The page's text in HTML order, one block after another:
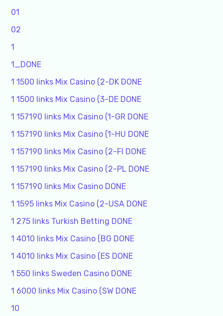
01
02
1
1_DONE
1 1500 links Mix Casino (2-DK DONE
1 1500 links Mix Casino (3-DE DONE
1 157190 links Mix Casino (1-GR DONE
1 157190 links Mix Casino (1-HU DONE
1 157190 links Mix Casino (2-FI DONE
1 157190 links Mix Casino (2-PL DONE
1 157190 links Mix Casino DONE
1 1595 links Mix Casino (2-USA DONE
1 275 links Turkish Betting DONE
1 4010 links Mix Casino (BG DONE
1 4010 links Mix Casino (ES DONE
1 550 links Sweden Casino DONE
1 6000 links Mix Casino (SW DONE
10